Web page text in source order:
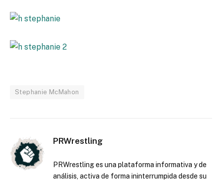
Stephanie McMahon
PRWrestling
PRWrestling es una plataforma informativa y de
análisis, activa de forma ininterrumpida desde su